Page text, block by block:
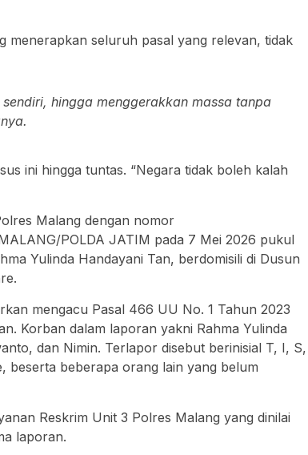
menerapkan seluruh pasal yang relevan, tidak
hingga menggerakkan massa tanpa
ini hingga tuntas. “Negara tidak boleh kalah
Malang dengan nomor
POLDA JATIM pada 7 Mei 2026 pukul
Yulinda Handayani Tan, berdomisili di Dusun
mengacu Pasal 466 UU No. 1 Tahun 2023
Korban dalam laporan yakni Rahma Yulinda
dan Nimin. Terlapor disebut berinisial T, I, S,
beserta beberapa orang lain yang belum
Reskrim Unit 3 Polres Malang yang dinilai
laporan.